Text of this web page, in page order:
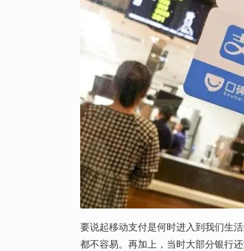
要说起移动支付是何时进入到我们生
都不容易。再加上，当时大部分银行